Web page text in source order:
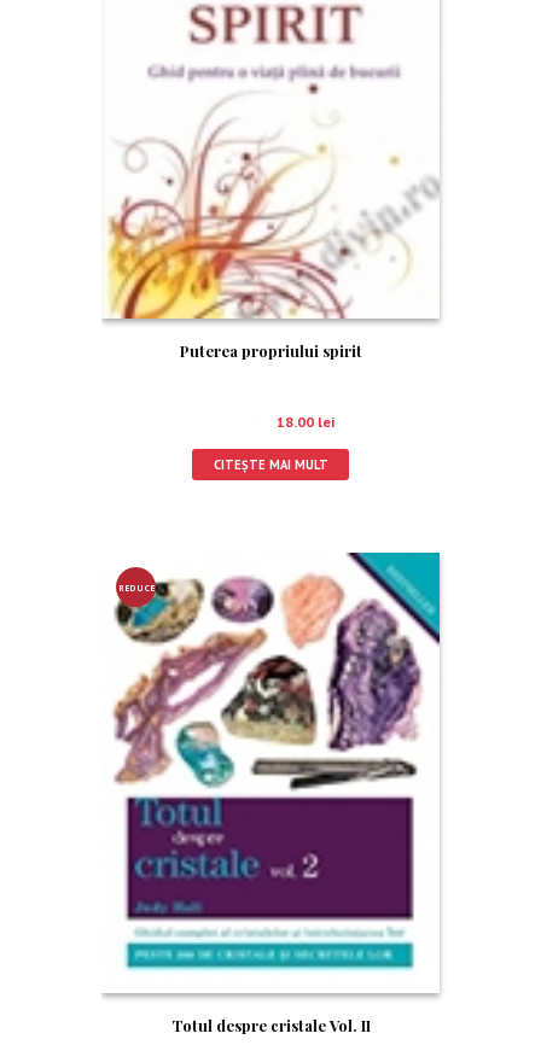
Puterea propriului spirit
18.00 lei
CITEȘTE MAI MULT
REDUCE
RE!
Totul despre cristale Vol. II